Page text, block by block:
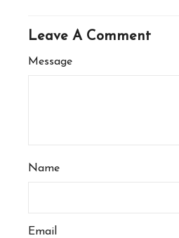
Leave A Comment
Message
Name
Email